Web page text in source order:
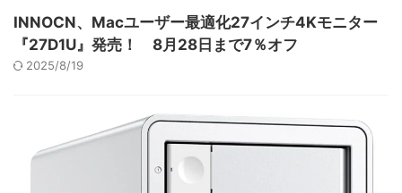
INNOCN、Macユーザー最適化27インチ4Kモニター
『27D1U』発売！ 8月28日まで7％オフ
2025/8/19